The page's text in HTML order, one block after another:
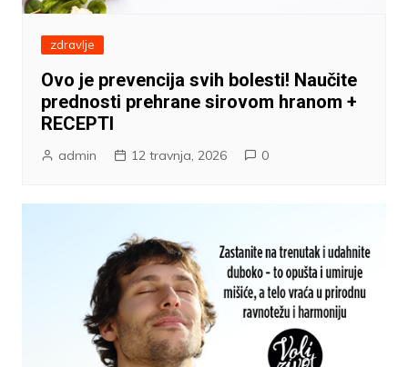
zdravlje
Ovo je prevencija svih bolesti! Naučite
prednosti prehrane sirovom hranom +
RECEPTI
admin 12 travnja, 2026 0